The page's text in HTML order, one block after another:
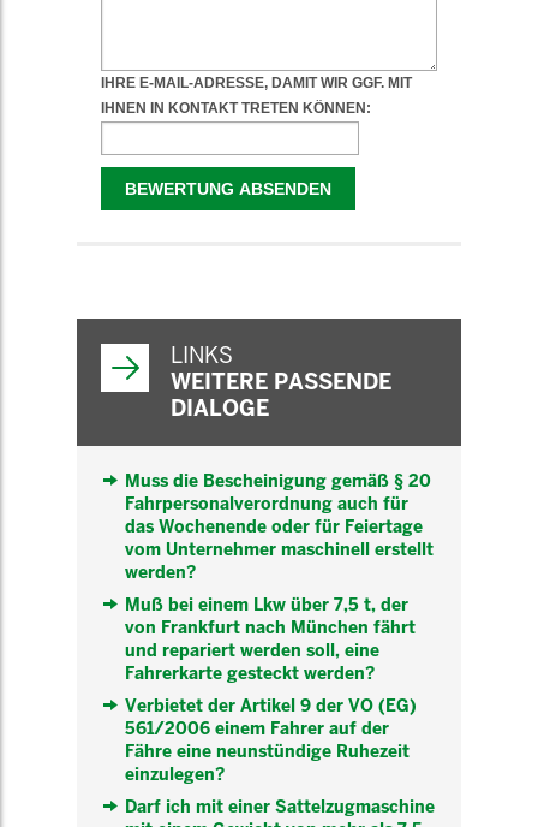
LINKS
WEITERE PASSENDE
DIALOGE
Muss die Bescheinigung gemäß § 20
Fahrpersonalverordnung auch für
das Wochenende oder für Feiertage
vom Unternehmer maschinell erstellt
werden?
Muß bei einem Lkw über 7,5 t, der
von Frankfurt nach München fährt
und repariert werden soll, eine
Fahrerkarte gesteckt werden?
Verbietet der Artikel 9 der VO (EG)
561/2006 einem Fahrer auf der
Fähre eine neunstündige Ruhezeit
einzulegen?
Darf ich mit einer Sattelzugmaschine